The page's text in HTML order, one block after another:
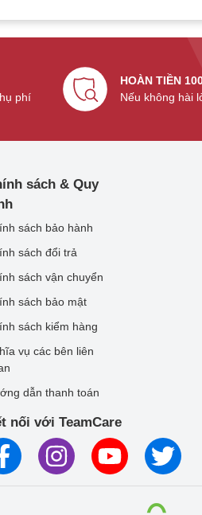
phí
HOÀN TIỀN
Nếu không hài
sách & Quy
sách bảo hành
sách đổi trả
sách vận chuyển
sách bảo mật
sách kiểm hàng
vụ các bên liên
dẫn thanh toán
nối với TeamCare